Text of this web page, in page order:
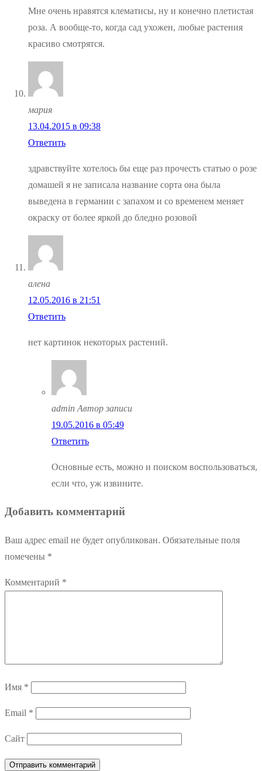
Мне очень нравятся клематисы, ну и конечно плетистая
роза. А вообще-то, когда сад ухожен, любые растения
красиво смотрятся.
мария
13.04.2015 в 09:38
Ответить
здравствуйте хотелось бы еще раз прочесть статью о розе
домашей я не записала название сорта она была
выведена в германии с запахом и со временем меняет
окраску от более яркой до бледно розовой
алена
12.05.2016 в 21:51
Ответить
нет картинок некоторых растений.
admin Автор записи
19.05.2016 в 05:49
Ответить
Основные есть, можно и поиском воспользоваться,
если что, уж извините.
Добавить комментарий
Ваш адрес email не будет опубликован. Обязательные поля
помечены *
Комментарий *
Имя *
Email *
Сайт